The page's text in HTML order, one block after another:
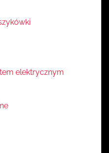
elektrycznym